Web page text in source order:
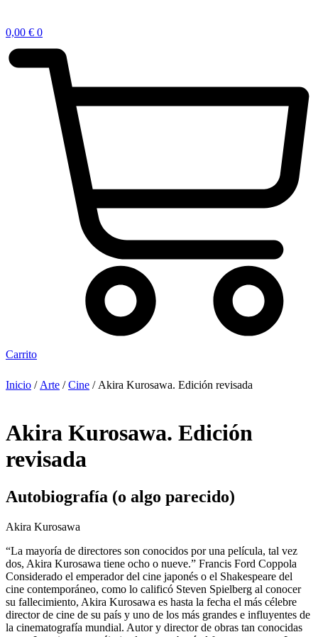
0,00 € 0
Carrito
Inicio / Arte /Cine / Akira Kurosawa. Edición revisada
Akira Kurosawa. Edición
revisada
Autobiografía (o algo parecido)
Akira Kurosawa
“La mayoría de directores son conocidos por una película, tal vez
dos, Akira Kurosawa tiene ocho o nueve.” Francis Ford Coppola
Considerado el emperador del cine japonés o el Shakespeare del
cine contemporáneo, como lo calificó Steven Spielberg al conocer
su fallecimiento, Akira Kurosawa es hasta la fecha el más célebre
director de cine de su país y uno de los más grandes e influyentes de
la cinematografía mundial. Autor y director de obras tan conocidas